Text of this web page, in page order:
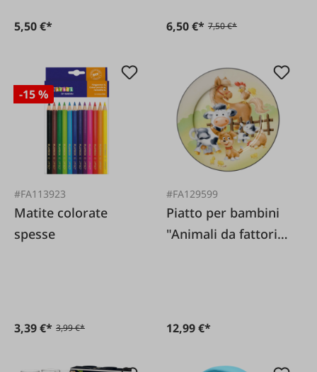
5,50 €* 6,50 €* 7,50 €*
-15 %
#FA113923
Matite colorate
spesse
3,39 €* 3,99 €*
#FA129599
Piatto per bambini
"Animali da fattoria"
12,99 €*